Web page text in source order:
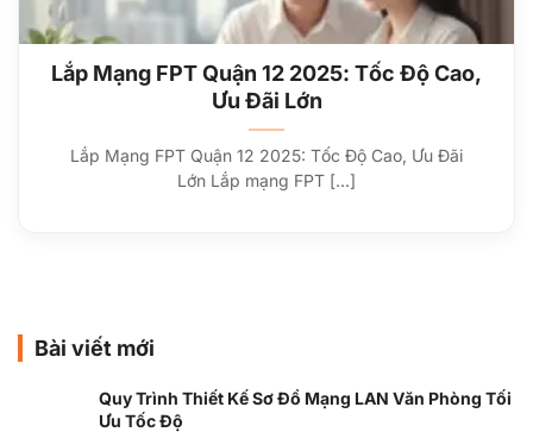
Lắp Mạng FPT Quận 12 2025: Tốc Độ Cao,
Ưu Đãi Lớn
Lắp Mạng FPT Quận 12 2025: Tốc Độ Cao, Ưu Đãi
Lớn Lắp mạng FPT [...]
Bài viết mới
Quy Trình Thiết Kế Sơ Đồ Mạng LAN Văn Phòng Tối
Ưu Tốc Độ